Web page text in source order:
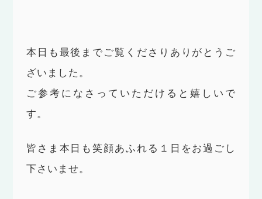
本日も最後までご覧くださりありがとうご
ざいました。
ご参考になさっていただけると嬉しいで
す。
皆さま本日も笑顔あふれる１日をお過ごし
下さいませ。